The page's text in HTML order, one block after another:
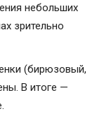
небольших
зрительно
(бирюзовый,
В итоге —